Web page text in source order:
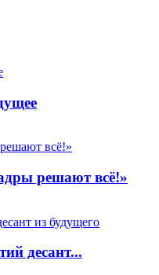
решают всё!»
десант...